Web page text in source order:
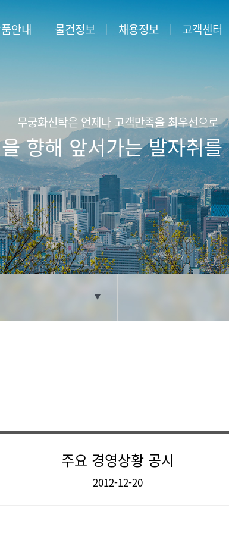
안내
사업
신탁
물건정보 채용정보
· 지원서접수
·합격자조회
상시채용
고객센터
담당 직원 찾기
무궁화신탁은 언제나 고객만족을 최우선으로
향해 앞서가는 발자취
주요 경영상황 공시
2012-12-20